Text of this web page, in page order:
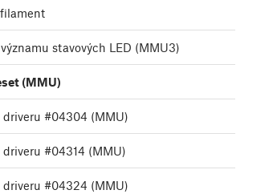
stavových LED (MMU3)
(MMU)
driveru #04304 (MMU)
#04314 (MMU)
driveru #04324 (MMU)